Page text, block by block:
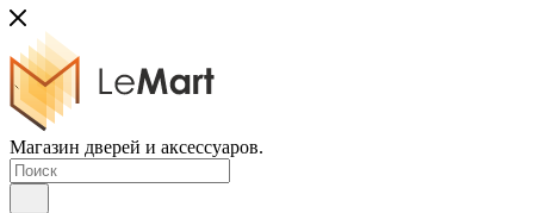
Магазин дверей и аксессуаров.